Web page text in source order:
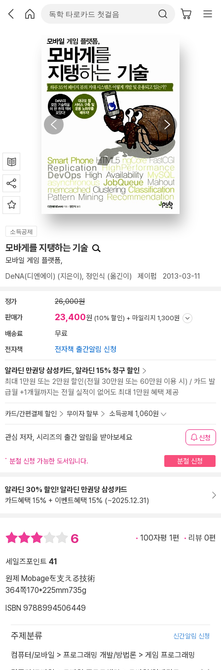
소득공제
모바게를 지탱하는 기술
모바일 게임 플랫폼,
DeNA(디엔에이) (지은이), 정인식 (옮긴이) 제이펍 2013-03-11
정가 26,000원
판매가 23,400원 (10% 할인) + 마일리지 1,300원
배송료 무료
전자책 전자책 출간알림 신청
알라딘 만권당 삼성카드, 알라딘 15% 청구 할인
최대 1만원 또는 2만원 할인(전월 30만원 또는 60만원 이용 시) / 카드 발
급월 +1개월까지는 전월 실적이 없어도 최대 1만원 혜택 제공
카드/간편결제 할인 무이자 할부 소득공제 1,060원
관심 저자, 시리즈의 출간 알림을 받아보세요 신청
분철 신청 가능한 도서입니다. 분철 신청
알라딘 30% 할인! 알라딘 만권당 삼성카드
카드혜택 15% + 이벤트혜택 15% (~2025.12.31)
6 100자평 1편 리뷰 0편
세일즈포인트 41
원제 Mobageを支える技術
364쪽170*225mm735g
ISBN 9788994506449
주제분류 신간알림 신청
컴퓨터/모바일 > 프로그래밍 개발/방법론 > 게임 프로그래밍